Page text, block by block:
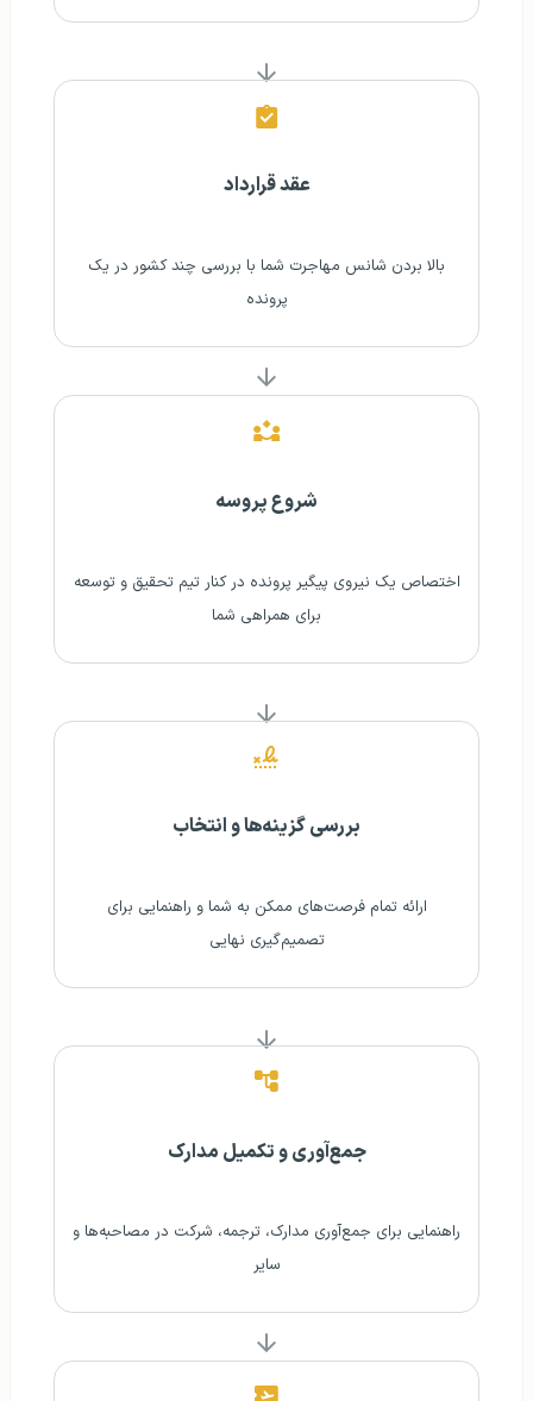
عقد قرارداد
بالا بردن شانس مهاجرت شما با بررسی چند کشور در یک
پرونده
شروع پروسه
اختصاص یک نیروی پیگیر پرونده در کنار تیم تحقیق و توسعه
برای همراهی شما
بررسی گزینه‌ها و انتخاب
ارائه تمام فرصت‌های ممکن به شما و راهنمایی برای
تصمیم‌گیری نهایی
جمع‌آوری و تکمیل مدارک
راهنمایی برای جمع‌آوری مدارک، ترجمه، شرکت در مصاحبه‌ها و
سایر